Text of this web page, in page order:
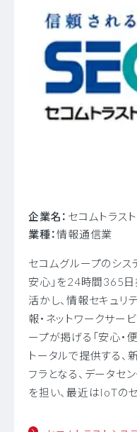
企業名： セコムトラス
業種：情報通信業
セコムグループのシス
安心」を24時間365
活かし、情報セキュリ
報・ネットワークサー
ープが掲げる「安心・
トータルで提供する、
フラとなる、データセ
を担い、最近はIoTの